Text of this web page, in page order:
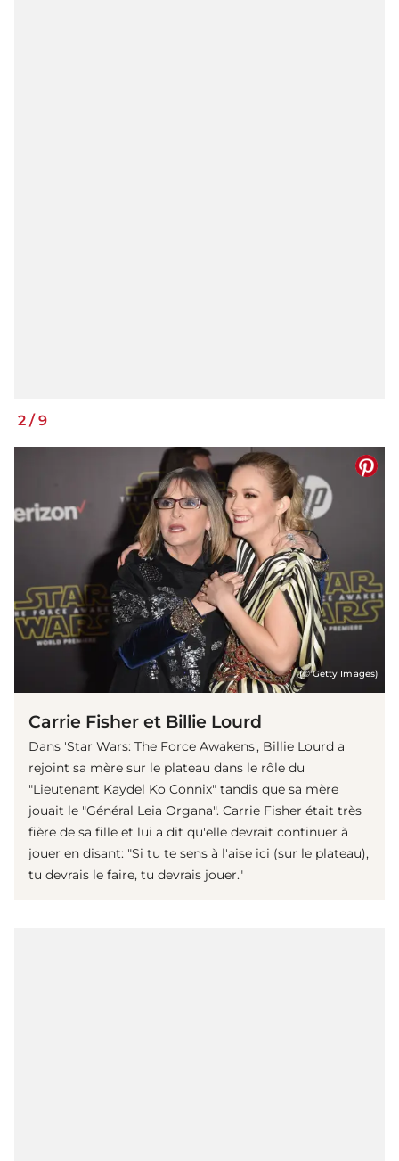
2 /9
(© Getty Images)
Carrie Fisher et Billie Lourd
Dans 'Star Wars: The Force Awakens', Billie Lourd a
rejoint sa mère sur le plateau dans le rôle du
"Lieutenant Kaydel Ko Connix" tandis que sa mère
jouait le "Général Leia Organa". Carrie Fisher était très
fière de sa fille et lui a dit qu'elle devrait continuer à
jouer en disant: "Si tu te sens à l'aise ici (sur le plateau),
tu devrais le faire, tu devrais jouer."